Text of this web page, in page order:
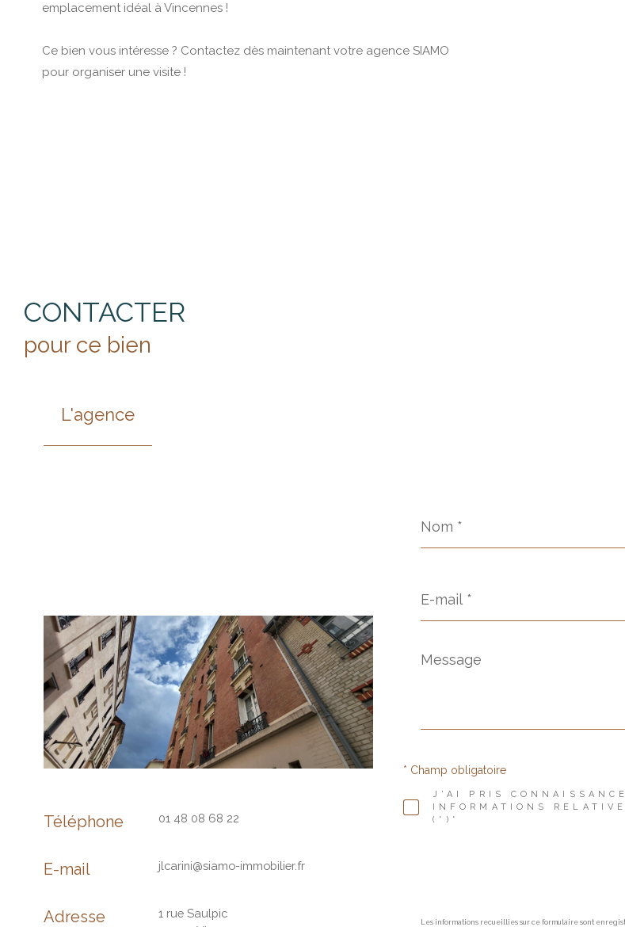
emplacement idéal à Vincennes !
Ce bien vous intéresse ? Contactez dès maintenant votre agence SIAMO
pour organiser une visite !
CONTACTER
pour ce bien
L'agence
Téléphone 01 48 08 68 22
E-mail jlcarini@siamo-immobilier.fr
Adresse
1 rue Saulpic
*
mail
*
Message
*
J'AI PRIS
INFORMATIONS
(*)*
* Champ obligatoire
Les informations recueillies sur ce formulaire sont